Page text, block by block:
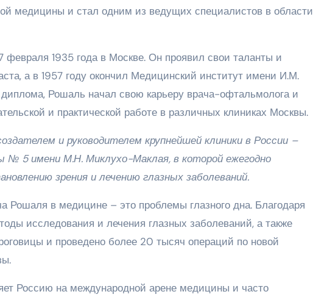
медицины и стал одним из ведущих специалистов в области
1935 года в Москве. Он проявил свои таланты и
а в 1957 году окончил Медицинский институт имени И.М.
Рошаль начал свою карьеру врача-офтальмолога и
и практической работе в различных клиниках Москвы.
и руководителем крупнейшей клиники в России –
№ 5 имени М.Н. Миклухо-Маклая, в которой ежегодно
зрения и лечению глазных заболеваний.
Рошаля в медицине – это проблемы глазного дна. Благодаря
исследования и лечения глазных заболеваний, а также
и проведено более 20 тысяч операций по новой
Россию на международной арене медицины и часто